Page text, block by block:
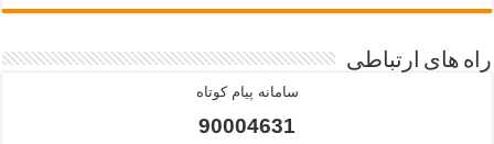
راه های ارتباطی
سامانه پیام کوتاه
90004631